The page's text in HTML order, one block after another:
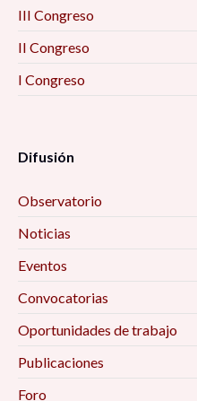
III Congreso
II Congreso
I Congreso
Difusión
Observatorio
Noticias
Eventos
Convocatorias
Oportunidades de trabajo
Publicaciones
Foro